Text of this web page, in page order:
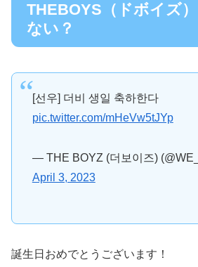
THEBOYS（ドボイズ
ない？
[선우] 더비 생일 축하한다
pic.twitter.com/mHeVw5tJYp
— THE BOYZ (더보이즈)
April 3, 2023
誕生日おめでとうございます！